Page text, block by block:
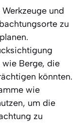
und
zu
Berge, die
könnten.
wie
um die
zu